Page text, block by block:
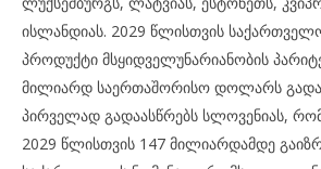
ისლანდიას. 2029 წლისთვის
პროდუქტი მსყიდველუნარიანობის
მილიარდ საერთაშორისო დოლარს
პირველად გადაასწრებს სლოვენიას,
2029 წლისთვის 147 მილიარდამდე